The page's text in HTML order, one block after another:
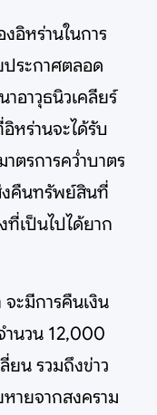
อิหร่านในการ
ประกาศตลอด
าอาวุธนิวเคลียร์
หร่านจะได้รับ
ตรการคว่ำบาตร
งคืนทรัพย์สินที่
ที่เป็นไปได้ยาก
จะมีการคืนเงิน
ำนวน 12,000
ยน รวมถึงข่าว
หายจากสงคราม